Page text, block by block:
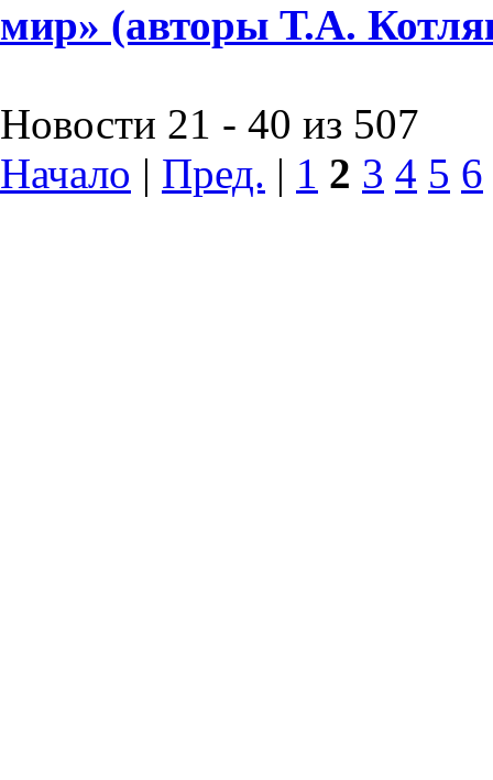
мир» (авторы Т.А.
Новости 21 - 40 из 507
Начало | Пред. | 1 2 3 4 5 6